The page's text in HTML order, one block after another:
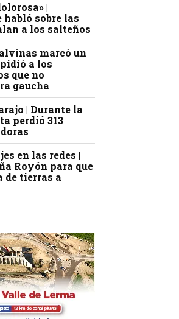
|
sobre las
a los salteños
marcó un
a los
que no
gaucha
| Durante la
perdió 313
en las redes |
Royón para que
de tierras a